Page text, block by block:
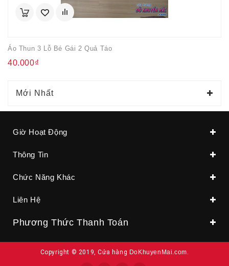
Áo Thun 3 Lỗ Bé Gái 2 Quả Táo
40.000₫
Mới Nhất
Giờ Hoạt Động
Thông Tin
Chức Năng Khác
Liên Hệ
Phương Thức Thanh Toán
Copyright © 2019, Cửa hàng DoKhuyenMai.com